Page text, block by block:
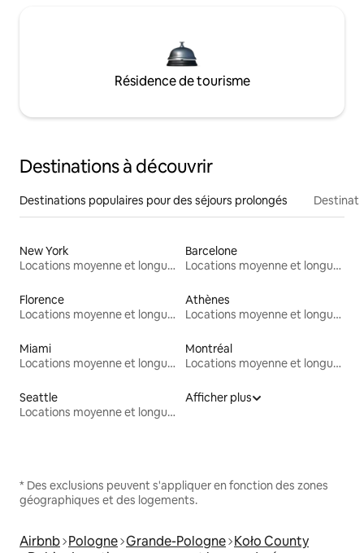
Résidence de tourisme
Destinations à découvrir
Destinations populaires pour des séjours prolongés
New York
Locations moyenne et longue durée
Barcelone
Locations moyenne et longue durée
Florence
Locations moyenne et longue durée
Athènes
Locations moyenne et longue durée
Miami
Locations moyenne et longue durée
Montréal
Locations moyenne et longue durée
Seattle
Locations moyenne et longue durée
Afficher plus
* Des exclusions peuvent s'appliquer en fonction des zones
géographiques et des logements.
Airbnb Pologne Grande-Pologne Koło County